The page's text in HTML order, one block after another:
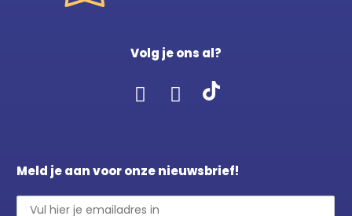
Volg je ons al?
Meld je aan voor onze nieuwsbrief!